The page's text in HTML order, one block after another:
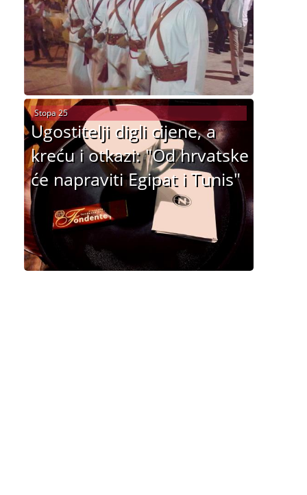
Ugostitelji digli cijene, a
kreću i otkazi: "Od hrvatske
će napraviti Egipat i Tunis"
Stopa 25